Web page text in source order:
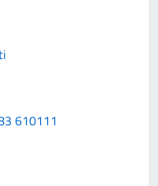
610111